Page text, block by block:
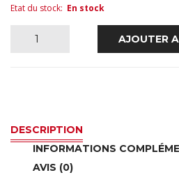
Etat du stock: En stock
quantité AJOUTER
DESCRIPTION
INFORMATIONS
AVIS (0)